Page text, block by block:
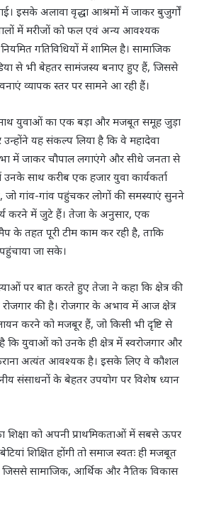
इसके अलावा वृद्धा आश्रमों में जाकर बुजुर्गों
में मरीजों को फल एवं अन्य आवश्यक
गतिविधियों में शामिल है। सामाजिक
से भी बेहतर सामंजस्य बनाए हुए हैं, जिससे
व्यापक स्तर पर सामने आ रही हैं।
युवाओं का एक बड़ा और मजबूत समूह जुड़ा
यह संकल्प लिया है कि वे महादेवा
में जाकर चौपाल लगाएंगे और सीधे जनता से
साथ करीब एक हजार युवा कार्यकर्ता
जो गांव-गांव पहुंचकर लोगों की समस्याएं सुनने
करने में जुटे हैं। तेजा के अनुसार, एक
के तहत पूरी टीम काम कर रही है, ताकि
जा सके।
पर बात करते हुए तेजा ने कहा कि क्षेत्र की
की है। रोजगार के अभाव में आज क्षेत्र
करने को मजबूर हैं, जो किसी भी दृष्टि से
कि युवाओं को उनके ही क्षेत्र में स्वरोजगार और
अत्यंत आवश्यक है। इसके लिए वे कौशल
संसाधनों के बेहतर उपयोग पर विशेष ध्यान
शिक्षा को अपनी प्राथमिकताओं में सबसे ऊपर
शिक्षित होंगी तो समाज स्वतः ही मजबूत
है जिससे सामाजिक, आर्थिक और नैतिक विकास